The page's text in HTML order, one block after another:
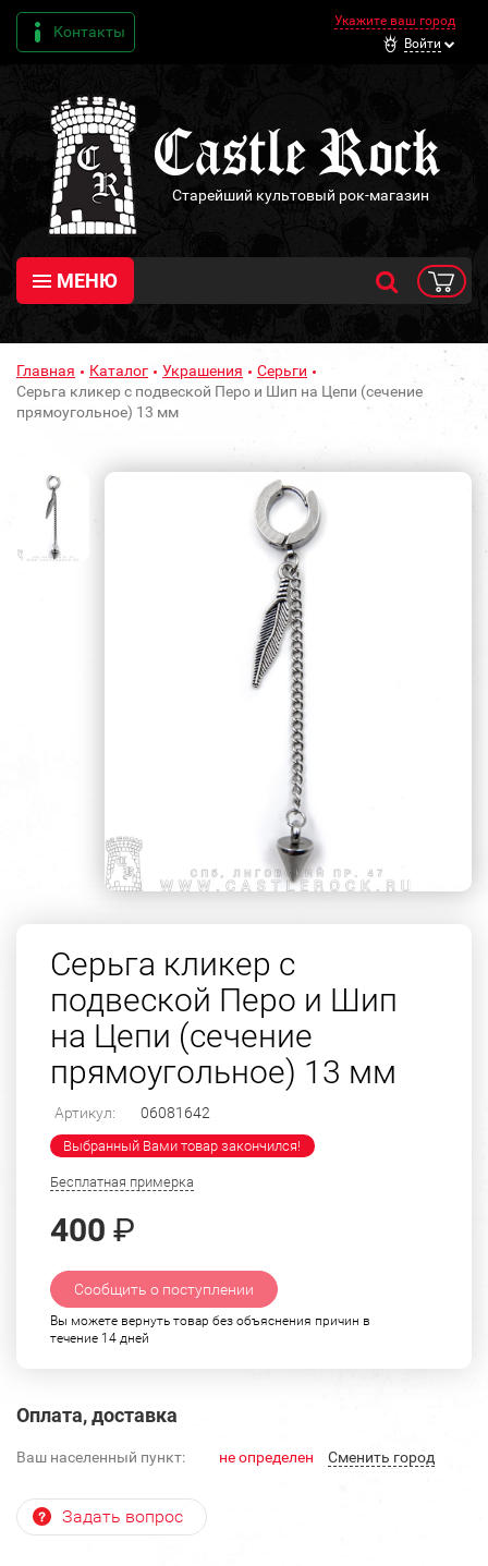
Контакты
Укажите ваш город
Войти
Старейший культовый рок-магазин
МЕНЮ
Главная Каталог Украшения
Серьги
Серьга кликер с подвеской Перо и Шип на Цепи (сечение
прямоугольное) 13 мм
Серьга кликер с
подвеской Перо и Шип
на Цепи (сечение
прямоугольное) 13 мм
Артикул: 06081642
Выбранный Вами товар закончился!
Бесплатная примерка
400 ₽
Сообщить о поступлении
Вы можете вернуть товар без объяснения причин в
течение 14 дней
Оплата, доставка
Ваш населенный пункт: не определен Cменить город
Задать вопрос